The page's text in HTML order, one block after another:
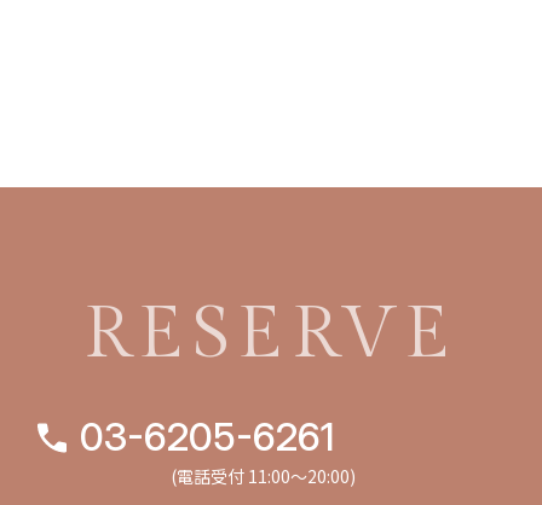
RESERVE
03-6205-6261
(電話受付 11:00〜20:00)